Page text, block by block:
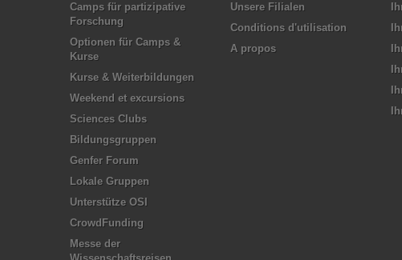
Camps für partizipative
Forschung
Optionen für Camps &
Kurse
Kurse & Weiterbildungen
Weekend et excursions
Sciences Clubs
Bildungsgruppen
Genfer Forum
Lokale Gruppen
Unterstütze OSI
CrowdFunding
Messe der
Unsere Filialen
Conditions d'utilisation
A propos